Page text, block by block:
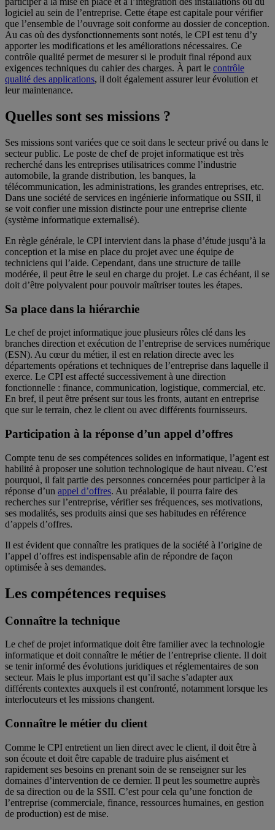
logiciel au sein de l’entreprise. Cette étape est capitale pour vérifier
que l’ensemble de l’ouvrage soit conforme au dossier de conception.
Au cas où des dysfonctionnements sont notés, le CPI est tenu d’y
apporter les modifications et les améliorations nécessaires. Ce
contrôle qualité permet de mesurer si le produit final répond aux
exigences techniques du cahier des charges. À part le contrôle
qualité des applications, il doit également assurer leur évolution et
leur maintenance.
Quelles sont ses missions ?
Ses missions sont variées que ce soit dans le secteur privé ou dans le
secteur public. Le poste de chef de projet informatique est très
recherché dans les entreprises utilisatrices comme l’industrie
automobile, la grande distribution, les banques, la
télécommunication, les administrations, les grandes entreprises, etc.
Dans une société de services en ingénierie informatique ou SSII, il
se voit confier une mission distincte pour une entreprise cliente
(système informatique externalisé).
En règle générale, le CPI intervient dans la phase d’étude jusqu’à la
conception et la mise en place du projet avec une équipe de
techniciens qui l’aide. Cependant, dans une structure de taille
modérée, il peut être le seul en charge du projet. Le cas échéant, il se
doit d’être polyvalent pour pouvoir maîtriser toutes les étapes.
Sa place dans la hiérarchie
Le chef de projet informatique joue plusieurs rôles clé dans les
branches direction et exécution de l’entreprise de services numérique
(ESN). Au cœur du métier, il est en relation directe avec les
départements opérations et techniques de l’entreprise dans laquelle il
exerce. Le CPI est affecté successivement à une direction
fonctionnelle : finance, communication, logistique, commercial, etc.
En bref, il peut être présent sur tous les fronts, autant en entreprise
que sur le terrain, chez le client ou avec différents fournisseurs.
Participation à la réponse d’un appel d’offres
Compte tenu de ses compétences solides en informatique, l’agent est
habilité à proposer une solution technologique de haut niveau. C’est
pourquoi, il fait partie des personnes concernées pour participer à la
réponse d’un appel d’offres. Au préalable, il pourra faire des
recherches sur l’entreprise, vérifier ses fréquences, ses motivations,
ses modalités, ses produits ainsi que ses habitudes en référence
d’appels d’offres.
Il est évident que connaître les pratiques de la société à l’origine de
l’appel d’offres est indispensable afin de répondre de façon
optimisée à ses demandes.
Les compétences requises
Connaître la technique
Le chef de projet informatique doit être familier avec la technologie
informatique et doit connaître le métier de l’entreprise cliente. Il doit
se tenir informé des évolutions juridiques et réglementaires de son
secteur. Mais le plus important est qu’il sache s’adapter aux
différents contextes auxquels il est confronté, notamment lorsque les
interlocuteurs et les missions changent.
Connaître le métier du client
Comme le CPI entretient un lien direct avec le client, il doit être à
son écoute et doit être capable de traduire plus aisément et
rapidement ses besoins en prenant soin de se renseigner sur les
domaines d’intervention de ce dernier. Il peut les soumettre auprès
de sa direction ou de la SSII. C’est pour cela qu’une fonction de
l’entreprise (commerciale, finance, ressources humaines, en gestion
de production) est de mise.